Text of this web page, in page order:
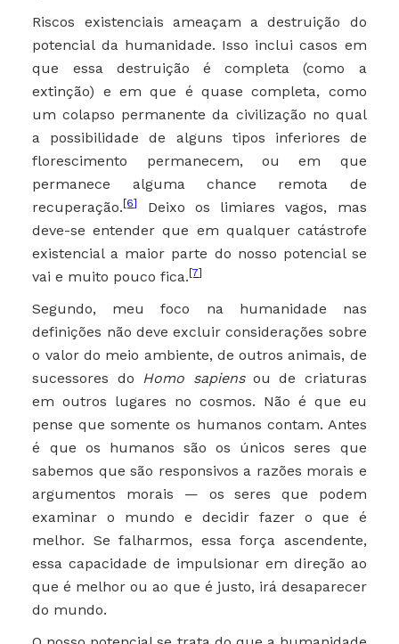
Riscos existenciais ameaçam a destruição do
potencial da humanidade. Isso inclui casos em
que essa destruição é completa (como a
extinção) e em que é quase completa, como
um colapso permanente da civilização no qual
a possibilidade de alguns tipos inferiores de
florescimento permanecem, ou em que
permanece alguma chance remota de
recuperação. [6]
Deixo os limiares vagos, mas
deve-se entender que em qualquer catástrofe
existencial a maior parte do nosso potencial se
vai e muito pouco fica. [7]
Segundo, meu foco na humanidade nas
definições não deve excluir considerações sobre
o valor do meio ambiente, de outros animais, de
sucessores do Homo sapiensou de criaturas
em outros lugares no cosmos. Não é que eu
pense que somente os humanos contam. Antes
é que os humanos são os únicos seres que
sabemos que são responsivos a razões morais e
argumentos morais — os seres que podem
examinar o mundo e decidir fazer o que é
melhor. Se falharmos, essa força ascendente,
essa capacidade de impulsionar em direção ao
que é melhor ou ao que é justo, irá desaparecer
do mundo.